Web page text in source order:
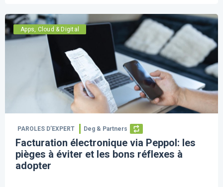
Apps, Cloud & Digital
PAROLES D’EXPERT Deg & Partners
Facturation électronique via Peppol: les
pièges à éviter et les bons réflexes à
adopter